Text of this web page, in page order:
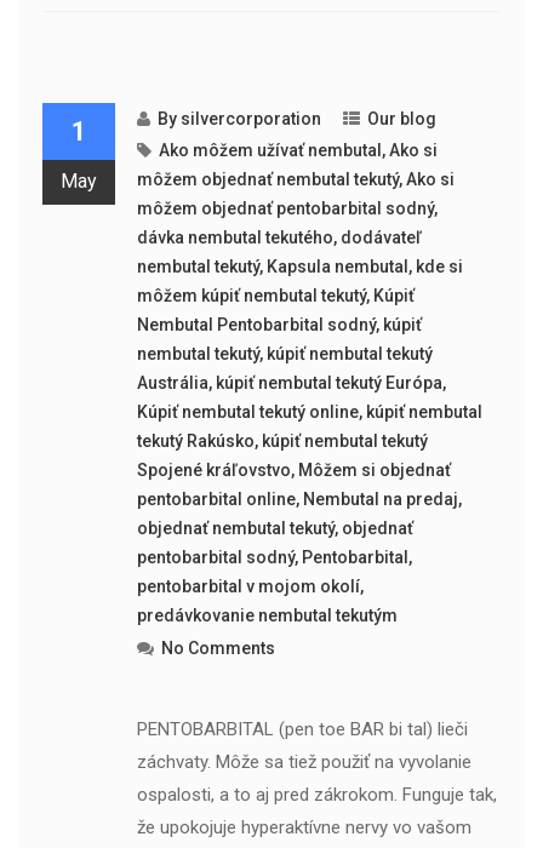
1
May
By silvercorporation
Our blog
Ako môžem užívať nembutal ,Ako si
môžem objednať nembutal tekutý,Ako si
môžem objednať pentobarbital sodný,
dávka nembutal tekutého, dodávateľ
nembutal tekutý, Kapsula nembutal , kde si
môžem kúpiť nembutal tekutý, Kúpiť
Nembutal Pentobarbital sodný, kúpiť
nembutal tekutý, kúpiť nembutal tekutý
Austrália, kúpiť nembutal tekutý Európa,
Kúpiť nembutal tekutý online, kúpiť nembutal
tekutý Rakúsko, kúpiť nembutal tekutý
Spojené kráľovstvo, Môžem si objednať
pentobarbital online, Nembutal na predaj,
objednať nembutal tekutý, objednať
pentobarbital sodný, Pentobarbital ,
pentobarbital v mojom okolí,
predávkovanie nembutal tekutým
No Comments
PENTOBARBITAL (pen toe BAR bi tal) lieči
záchvaty. Môže sa tiež použiť na vyvolanie
ospalosti, a to aj pred zákrokom. Funguje tak,
že upokojuje hyperaktívne nervy vo vašom